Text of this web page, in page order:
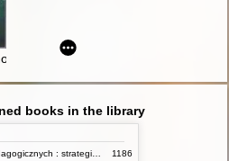
: teorie, przykłady, zadania
books in the library
1186